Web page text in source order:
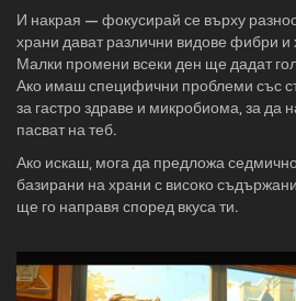
И накрая — фокусирай се върху
храни дават различни видове фибри
Малки промени всеки ден ще дадат
Ако имаш специфични проблеми със
за гастро здраве и микробиома, за да
пасват на теб.
Ако искаш, мога да предложа
базирани на храни с високо
ще го направя според вкуса ти.